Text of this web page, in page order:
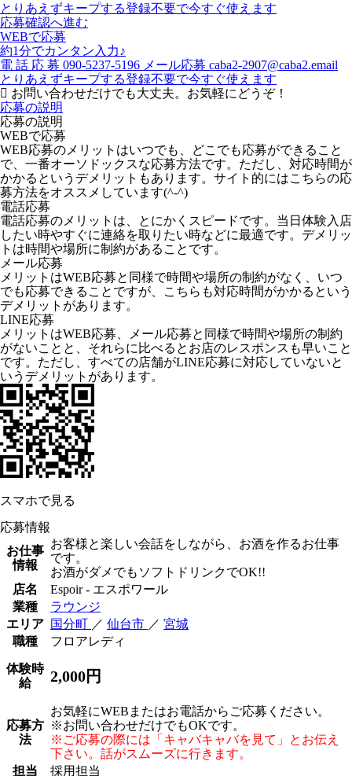
とりあえずキープする登録不要で今すぐ使えます
応募確認へ進む
WEBで応募
約1分でカンタン入力♪
電 話 応 募 090-5237-5196 メール応募 caba2-2907@caba2.email
とりあえずキープする登録不要で今すぐ使えます
お問い合わせだけでも大丈夫。お気軽にどうぞ！
応募の説明
応募の説明
WEBで応募
WEB応募のメリットはいつでも、どこでも応募ができること
で、一番オーソドックスな応募方法です。ただし、対応時間が
かかるというデメリットもあります。サイト的にはこちらの応
募方法をオススメしています(^-^)
電話応募
電話応募のメリットは、とにかくスピードです。当日体験入店
したい時やすぐに連絡を取りたい時などに最適です。デメリッ
トは時間や場所に制約があることです。
メール応募
メリットはWEB応募と同様で時間や場所の制約がなく、いつ
でも応募できることですが、こちらも対応時間がかかるという
デメリットがあります。
LINE応募
メリットはWEB応募、メール応募と同様で時間や場所の制約
がないことと、それらに比べるとお店のレスポンスも早いこと
です。ただし、すべての店舗がLINE応募に対応していないと
いうデメリットがあります。
スマホで見る
応募情報
お仕事
情報
お客様と楽しい会話をしながら、お酒を作るお仕事
です。
お酒がダメでもソフトドリンクでOK!!
店名
Espoir - エスポワール
業種
ラウンジ
エリア
国分町 ／ 仙台市 ／ 宮城
職種
フロアレディ
体験時
給
2,000円
応募方
法
お気軽にWEBまたはお電話からご応募ください。
※お問い合わせだけでもOKです。
※ご応募の際には「キャバキャバを見て」とお伝え
下さい。話がスムーズに行きます。
担当
採用担当